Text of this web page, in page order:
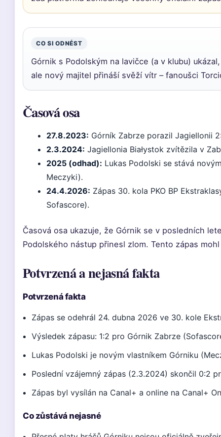
CO SI ODNÉST
Górnik s Podolským na lavičce (a v klubu)
ale nový majitel přináší svěží vítr – fanoušci
Časová osa
27.8.2023: Górník Zabrze porazil Jagiellonii
2.3.2024: Jagiellonia Białystok zvítězila v
2025 (odhad): Lukas Podolski se stává
Meczyki).
24.4.2026: Zápas 30. kola PKO BP
Sofascore).
Časová osa ukazuje, že Górnik se v posledních
Podolského nástup přinesl zlom. Tento zápas
Potvrzená a nejasná fakta
Potvrzená fakta
Zápas se odehrál 24. dubna 2026 ve 30. kole
Výsledek zápasu: 1:2 pro Górnik Zabrze
Lukas Podolski je novým vlastníkem Górniku
Poslední vzájemný zápas (2.3.2024) skončil 0:2
Zápas byl vysílán na Canal+ a online na Canal+
Co zůstává nejasné